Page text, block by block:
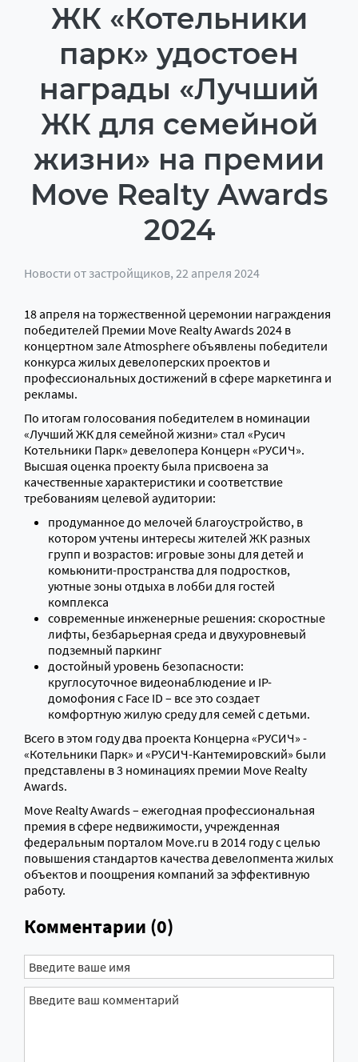
ЖК «Котельники
парк» удостоен
награды «Лучший
ЖК для семейной
жизни» на премии
Move Realty Awards
2024
Новости от застройщиков, 22 апреля 2024
18 апреля на торжественной церемонии награждения
победителей Премии Move Realty Awards 2024 в
концертном зале Atmosphere объявлены победители
конкурса жилых девелоперских проектов и
профессиональных достижений в сфере маркетинга и
рекламы.
По итогам голосования победителем в номинации
«Лучший ЖК для семейной жизни» стал «Русич
Котельники Парк» девелопера Концерн «РУСИЧ».
Высшая оценка проекту была присвоена за
качественные характеристики и соответствие
требованиям целевой аудитории:
продуманное до мелочей благоустройство, в
котором учтены интересы жителей ЖК разных
групп и возрастов: игровые зоны для детей и
комьюнити-пространства для подростков,
уютные зоны отдыха в лобби для гостей
комплекса
современные инженерные решения: скоростные
лифты, безбарьерная среда и двухуровневый
подземный паркинг
достойный уровень безопасности:
круглосуточное видеонаблюдение и IP-
домофония с Face ID – все это создает
комфортную жилую среду для семей с детьми.
Всего в этом году два проекта Концерна «РУСИЧ» -
«Котельники Парк» и «РУСИЧ-Кантемировский» были
представлены в 3 номинациях премии Move Realty
Awards.
Move Realty Awards – ежегодная профессиональная
премия в сфере недвижимости, учрежденная
федеральным порталом Move.ru в 2014 году с целью
повышения стандартов качества девелопмента жилых
объектов и поощрения компаний за эффективную
работу.
Комментарии (0)